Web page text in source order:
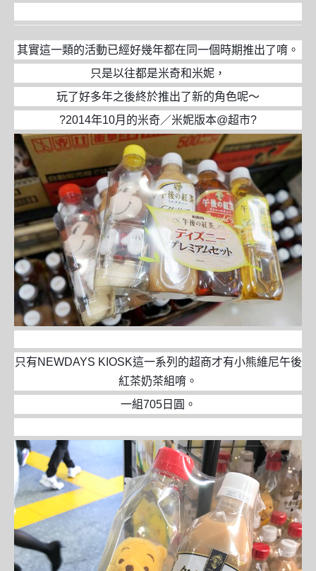
其實這一類的活動已經好幾年都在同一個時期推出了唷。
只是以往都是米奇和米妮，
玩了好多年之後終於推出了新的角色呢～
?2014年10月的米奇／米妮版本@超市?
只有NEWDAYS KIOSK這一系列的超商才有小熊維尼午後
紅茶奶茶組唷。
一組705日圓。